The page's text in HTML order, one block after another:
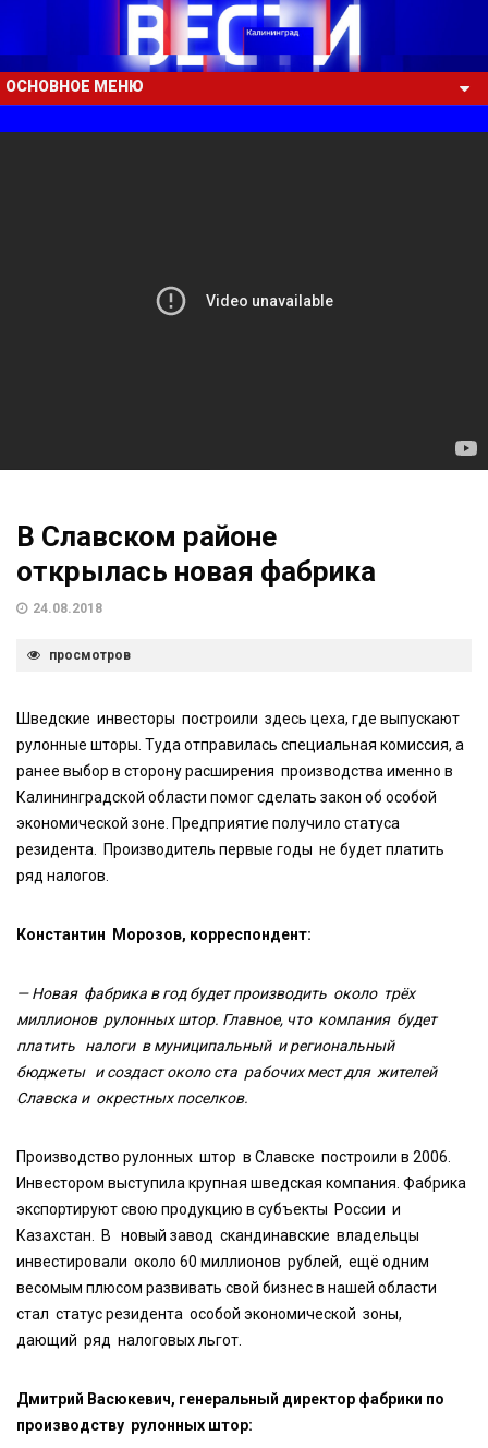
ОСНОВНОЕ МЕНЮ
В Славском районе
открылась новая фабрика
24.08.2018
просмотров
Шведские инвесторы построили здесь цеха, где выпускают
рулонные шторы. Туда отправилась специальная комиссия, а
ранее выбор в сторону расширения производства именно в
Калининградской области помог сделать закон об особой
экономической зоне. Предприятие получило статуса
резидента. Производитель первые годы не будет платить
ряд налогов.
Константин Морозов, корреспондент:
— Новая фабрика в год будет производить около трёх
миллионов рулонных штор. Главное, что компания будет
платить налоги в муниципальный и региональный
бюджеты и создаст около ста рабочих мест для жителей
Славска и окрестных поселков.
Производство рулонных штор в Славске построили в 2006.
Инвестором выступила крупная шведская компания. Фабрика
экспортируют свою продукцию в субъекты России и
Казахстан. В новый завод скандинавские владельцы
инвестировали около 60 миллионов рублей, ещё одним
весомым плюсом развивать свой бизнес в нашей области
стал статус резидента особой экономической зоны,
дающий ряд налоговых льгот.
Дмитрий Васюкевич, генеральный директор фабрики по
производству рулонных штор: